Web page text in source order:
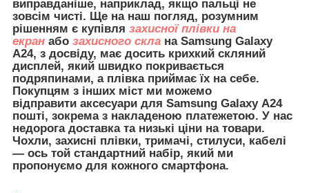
виправданіше, наприклад, якщо пальці не
зовсім чисті. Ще на наш погляд, розумним
рішенням є купівля захисної плівки на
екран або захисного скла на Samsung Galaxy
A24, з досвіду, має досить крихкий скляний
дисплей, який швидко покривається
подряпинами, а плівка приймає їх на себе.
Покупцям з інших міст ми можемо
відправити аксесуари для Samsung Galaxy A24
пошті, зокрема з накладеною платежетою. У нас
недорога доставка та низькі ціни на товари.
Чохли, захисні плівки, тримачі, стилуси, кабелі
— ось той стандартний набір, який ми
пропонуємо для кожного смартфона.